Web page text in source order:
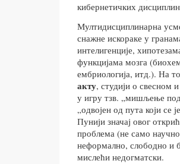
кибернетичких
Мултидисциплинарна
снажне искораке у
интелигенције,
функцијама мозга
ембриологија, итд.). На
акту, студији о свесном
у игру тзв. „мишљење
„одвојен од пута који
Пунији значај овог
проблема (не само
неформално, слободно и
мислећи недогматски.